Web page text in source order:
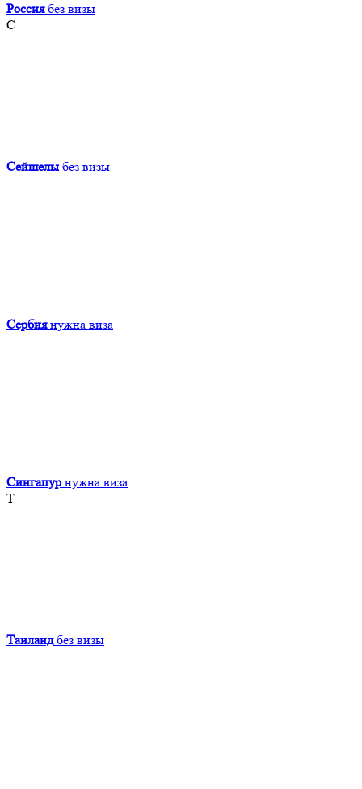
Россия без визы
С
Сейшелы без визы
Сербия нужна виза
Сингапур нужна виза
Т
Таиланд без визы